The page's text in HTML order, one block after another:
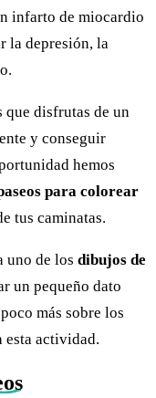
infarto de miocardio
la depresión, la
que disfrutas de un
y conseguir
hemos
para colorear
tus caminatas.
uno de los dibujos de
un pequeño dato
más sobre los
esta actividad.